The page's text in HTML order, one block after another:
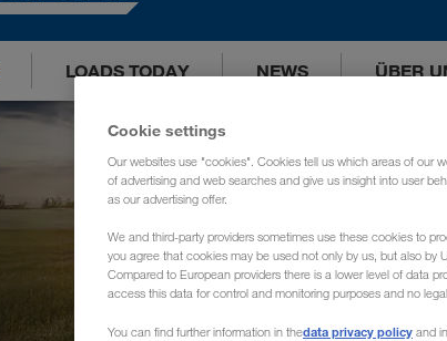
LOADS TODAY NEWS ÜBER
Cookie settings
Our websites use "cookies". Cookies tell us which areas of our
of advertising and web searches and give us insight into user
as our advertising offer.
We and third-party providers sometimes use these cookies to
you agree that cookies may be used not only by us, but also by
Compared to European providers there is a lower level of data
access this data for control and monitoring purposes and no
You can find further information in thedata privacy policy and